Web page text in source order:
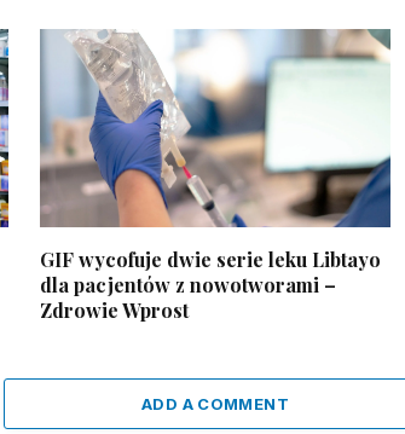
GIF wycofuje dwie serie leku Libtayo
dla pacjentów z nowotworami –
Zdrowie Wprost
ADD A COMMENT